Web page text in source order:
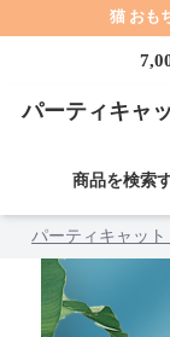
猫 おも
パーティキャ
商品を検索
パーティキャット